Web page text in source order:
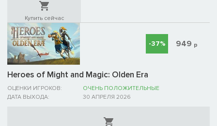
Купить сейчас
Heroes of Might and Magic: Olden Era
ОЦЕНКИ ИГРОКОВ:
ОЧЕНЬ ПОЛОЖИТЕЛЬНЫЕ
ДАТА ВЫХОДА:
30 АПРЕЛЯ 2026
-37% 949 р